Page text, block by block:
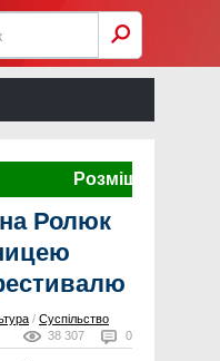
Розміщення
Ролюк
/ Суспільство
0
38 307